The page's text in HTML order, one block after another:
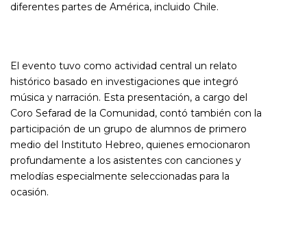
diferentes partes de América, incluido Chile.
El evento tuvo como actividad central un relato
histórico basado en investigaciones que integró
música y narración. Esta presentación, a cargo del
Coro Sefarad de la Comunidad, contó también con la
participación de un grupo de alumnos de primero
medio del Instituto Hebreo, quienes emocionaron
profundamente a los asistentes con canciones y
melodías especialmente seleccionadas para la
ocasión.